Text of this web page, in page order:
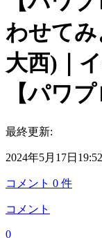
わせて
大西)｜
【パワプ
最終更新:
2024年5月17日19:52
コメント 0 件
コメント
0